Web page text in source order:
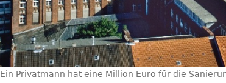
Ein Privatmann hat eine Million Euro für die